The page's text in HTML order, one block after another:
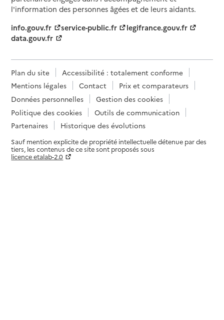
l'information des personnes âgées et de leurs aidants.
info.gouv.fr
service-public.fr
legifrance.gouv.fr
data.gouv.fr
Plan du site
Accessibilité : totalement conforme
Mentions légales
Contact
Prix et comparateurs
Données personnelles
Gestion des cookies
Politique des cookies
Outils de communication
Partenaires
Historique des évolutions
Sauf mention explicite de propriété intellectuelle détenue par des
tiers, les contenus de ce site sont proposés sous
licence etalab-2.0